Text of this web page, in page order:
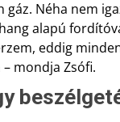
gáz. Néha nem
alapú
eddig
mondja Zsófi.